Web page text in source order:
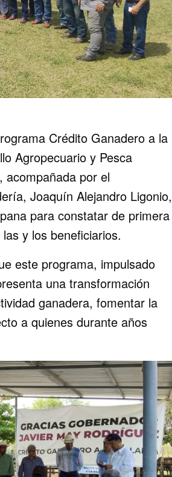
Crédito Ganadero a la
Agropecuario y Pesca
acompañada por el
Joaquín Alejandro Ligonio,
para constatar de primera
y los beneficiarios.
este programa, impulsado
una transformación
ganadera, fomentar la
a quienes durante años